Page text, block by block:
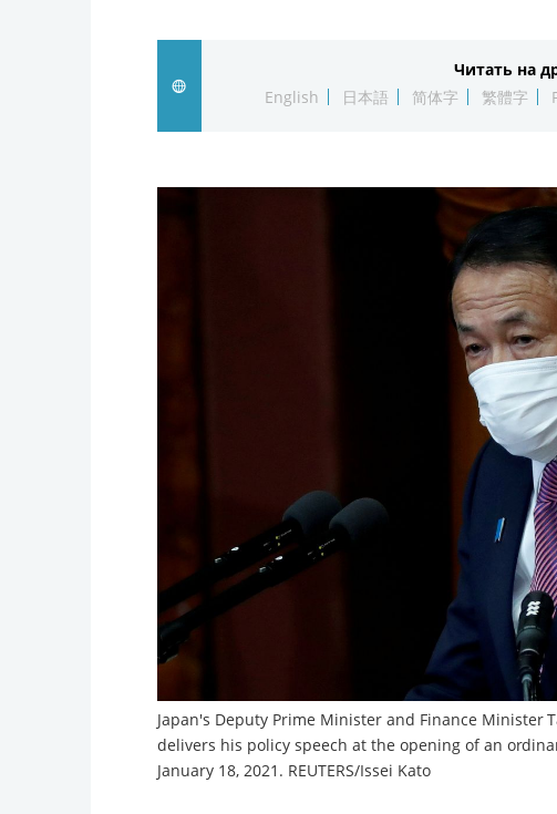
Читать на
English
日本語 简体字 繁體字
Japan's Deputy Prime Minister and Finance Minister
delivers his policy speech at the opening of an
January 18, 2021. REUTERS/Issei Kato